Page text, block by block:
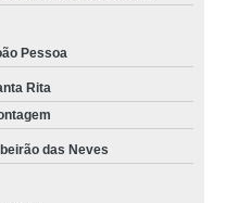
Pessoa
Rita
das Neves